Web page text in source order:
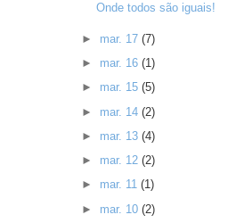
Onde todos são iguais!
► mar. 17 (7)
► mar. 16 (1)
► mar. 15 (5)
► mar. 14 (2)
► mar. 13 (4)
► mar. 12 (2)
► mar. 11 (1)
► mar. 10 (2)